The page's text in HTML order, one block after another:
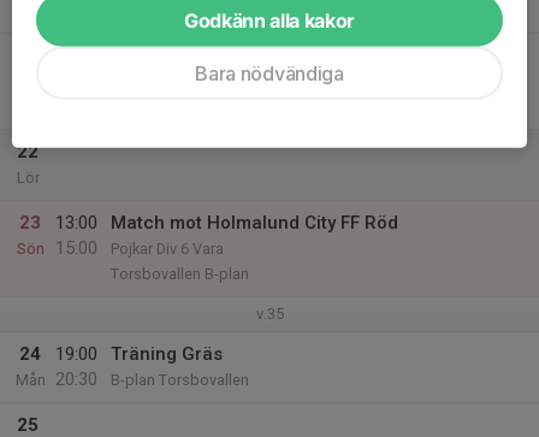
Tor B-plan Torsbovallen
Pojkar Div 6 Trollhättan
22
Lör
23
Sön
13:00
15:00
Match mot Holmalund City FF Röd
Pojkar Div 6 Vara
Torsbovallen B-plan
v.35
24
Mån
19:00
20:30
Träning Gräs
B-plan Torsbovallen
25
Godkänn alla kakor
Bara nödvändiga